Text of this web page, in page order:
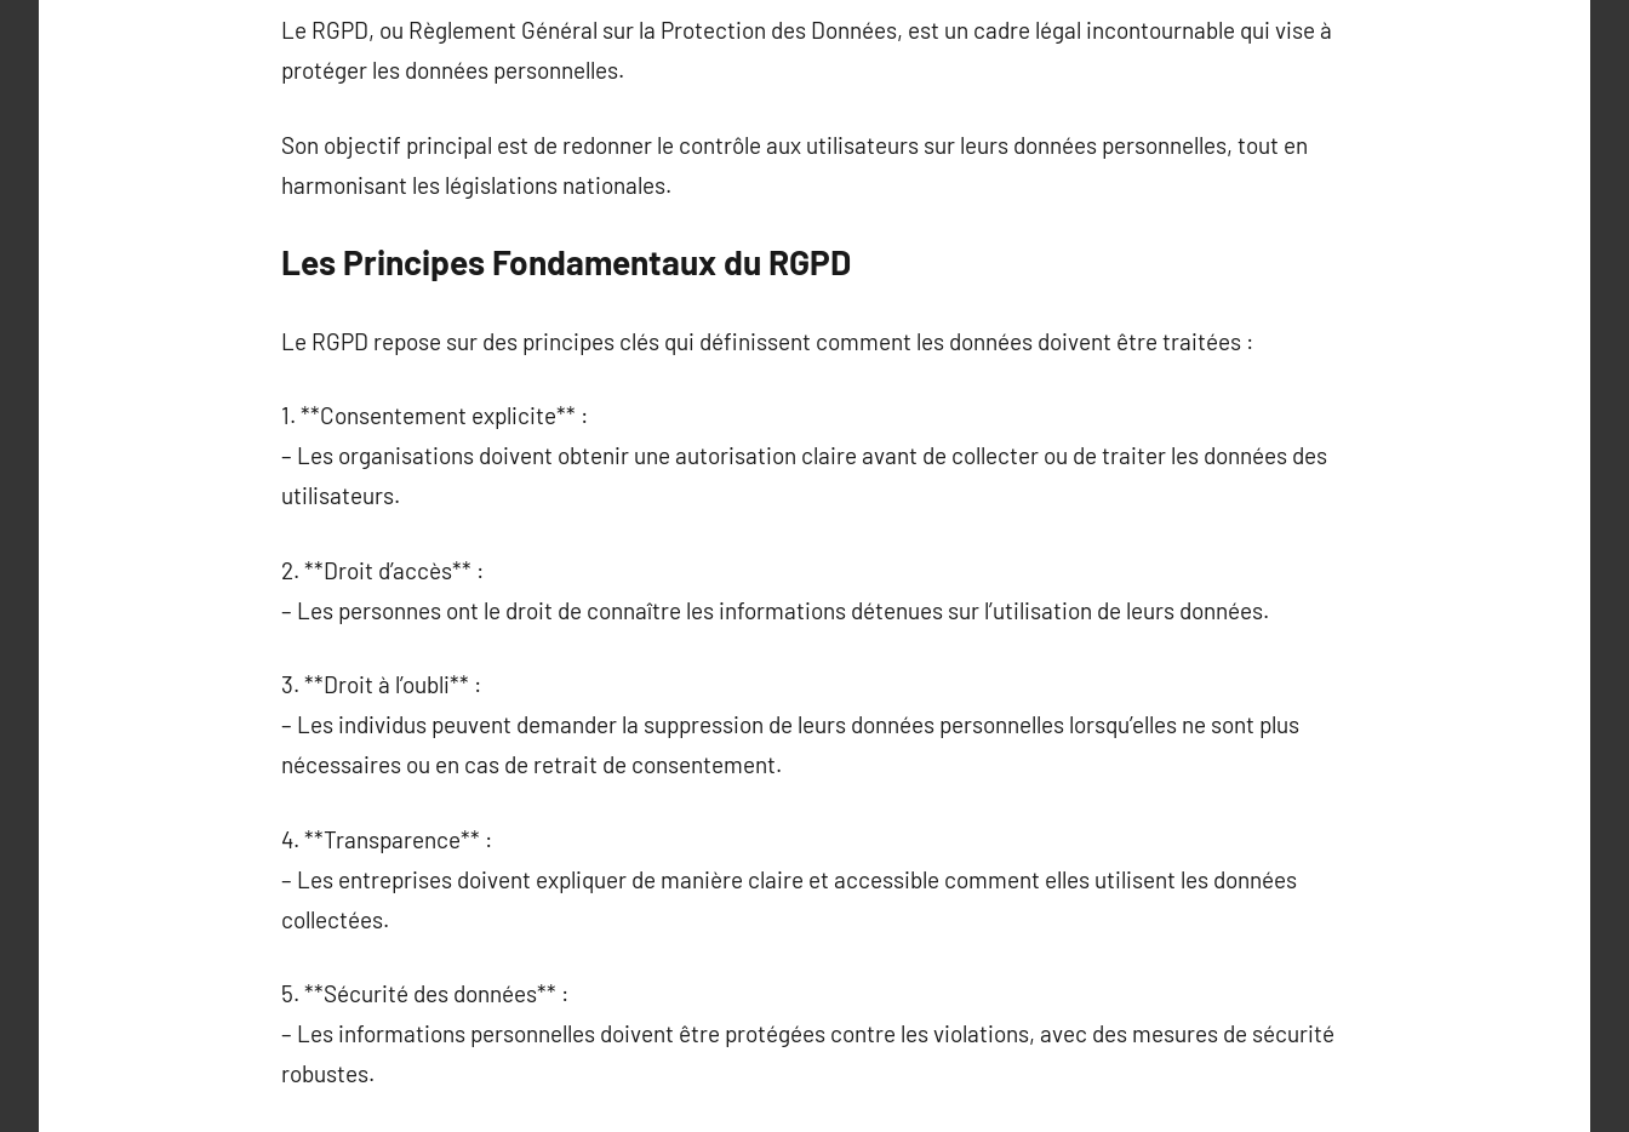
Le RGPD, ou Règlement Général sur la Protection des Données, est un cadre légal incontournable qui vise à
protéger les données personnelles.
Son objectif principal est de redonner le contrôle aux utilisateurs sur leurs données personnelles, tout en
harmonisant les législations nationales.
Les Principes Fondamentaux du RGPD
Le RGPD repose sur des principes clés qui définissent comment les données doivent être traitées :
1. **Consentement explicite** :
– Les organisations doivent obtenir une autorisation claire avant de collecter ou de traiter les données des
utilisateurs.
2. **Droit d’accès** :
– Les personnes ont le droit de connaître les informations détenues sur l’utilisation de leurs données.
3. **Droit à l’oubli** :
– Les individus peuvent demander la suppression de leurs données personnelles lorsqu’elles ne sont plus
nécessaires ou en cas de retrait de consentement.
4. **Transparence** :
– Les entreprises doivent expliquer de manière claire et accessible comment elles utilisent les données
collectées.
5. **Sécurité des données** :
– Les informations personnelles doivent être protégées contre les violations, avec des mesures de sécurité
robustes.